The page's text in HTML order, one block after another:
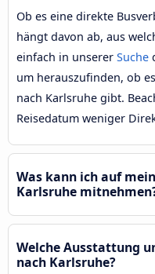
Ob es eine direkte
hängt davon ab, aus
einfach in unserer Suche
um herauszufinden, ob
nach Karlsruhe gibt.
Reisedatum weniger
Was kann ich auf
Karlsruhe
Welche Ausstattung
nach Karlsruhe?